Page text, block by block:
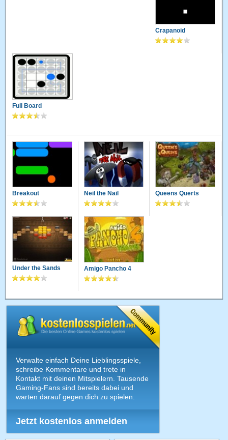
Crapanoid
Full Board
Breakout Neil the Nail Queens Querts
Under the Sands Amigo Pancho 4
Verwalte einfach Deine Lieblingsspiele,
schreibe Kommentare und trete in
Kontakt mit deinen Mitspielern. Tausende
Gaming-Fans sind bereits dabei und
warten darauf gegen dich zu spielen.
Jetzt kostenlos anmelden